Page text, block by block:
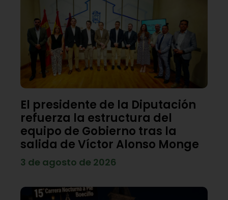
El presidente de la Diputación
refuerza la estructura del
equipo de Gobierno tras la
salida de Víctor Alonso Monge
3 de agosto de 2026